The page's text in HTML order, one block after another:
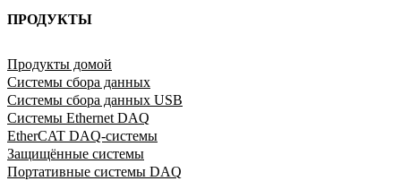
ПРОДУКТЫ
Продукты домой
Системы сбора данных
Системы сбора данных USB
Системы Ethernet DAQ
EtherCAT DAQ-системы
Защищённые системы
Портативные системы DAQ